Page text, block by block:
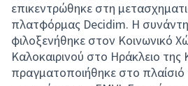
επικεντρώθηκε στη
πλατφόρμας Decidim. Η
φιλοξενήθηκε στον Κοινωνικό
Καλοκαιρινού στο Ηράκλειο της
πραγματοποιήθηκε στο